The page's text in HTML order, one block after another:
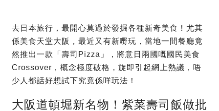
去日本旅行，最開心莫過於發掘各種新奇美食！尤其
係美食天堂大阪，最近又有新嘢玩，當地一間餐廳竟
然推出一款「壽司Pizza」，將意日兩國嘅國民美食
Crossover，概念極度破格，旋即引起網上熱議，唔
少人都話好想試下究竟係咩玩法！
大阪道頓堀新名物！紫菜壽司飯做批